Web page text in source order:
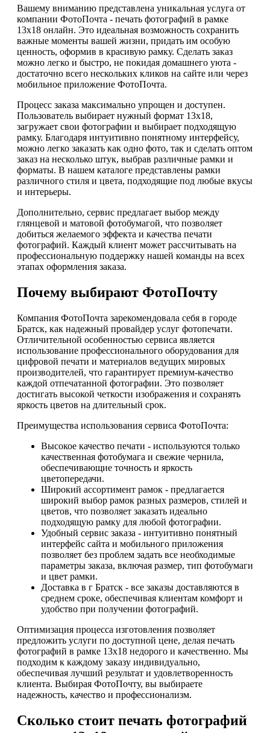
Вашему вниманию представлена уникальная услуга от
компании ФотоПочта - печать фотографий в рамке
13х18 онлайн. Это идеальная возможность сохранить
важные моменты вашей жизни, придать им особую
ценность, оформив в красивую рамку. Сделать заказ
можно легко и быстро, не покидая домашнего уюта -
достаточно всего нескольких кликов на сайте или через
мобильное приложение ФотоПочта.
Процесс заказа максимально упрощен и доступен.
Пользователь выбирает нужный формат 13х18,
загружает свои фотографии и выбирает подходящую
рамку. Благодаря интуитивно понятному интерфейсу,
можно легко заказать как одно фото, так и сделать оптом
заказ на несколько штук, выбрав различные рамки и
форматы. В нашем каталоге представлены рамки
различного стиля и цвета, подходящие под любые вкусы
и интерьеры.
Дополнительно, сервис предлагает выбор между
глянцевой и матовой фотобумагой, что позволяет
добиться желаемого эффекта и качества печати
фотографий. Каждый клиент может рассчитывать на
профессиональную поддержку нашей команды на всех
этапах оформления заказа.
Почему выбирают ФотоПочту
Компания ФотоПочта зарекомендовала себя в городе
Братск, как надежный провайдер услуг фотопечати.
Отличительной особенностью сервиса является
использование профессионального оборудования для
цифровой печати и материалов ведущих мировых
производителей, что гарантирует премиум-качество
каждой отпечатанной фотографии. Это позволяет
достигать высокой четкости изображения и сохранять
яркость цветов на длительный срок.
Преимущества использования сервиса ФотоПочта:
Высокое качество печати - используются только
качественная фотобумага и свежие чернила,
обеспечивающие точность и яркость
цветопередачи.
Широкий ассортимент рамок - предлагается
широкий выбор рамок разных размеров, стилей и
цветов, что позволяет заказать идеально
подходящую рамку для любой фотографии.
Удобный сервис заказа - интуитивно понятный
интерфейс сайта и мобильного приложения
позволяет без проблем задать все необходимые
параметры заказа, включая размер, тип фотобумаги
и цвет рамки.
Доставка в г Братск - все заказы доставляются в
среднем сроке, обеспечивая клиентам комфорт и
удобство при получении фотографий.
Оптимизация процесса изготовления позволяет
предложить услуги по доступной цене, делая печать
фотографий в рамке 13х18 недорого и качественно. Мы
подходим к каждому заказу индивидуально,
обеспечивая лучший результат и удовлетворенность
клиента. Выбирая ФотоПочту, вы выбираете
надежность, качество и профессионализм.
Сколько стоит печать фотографий